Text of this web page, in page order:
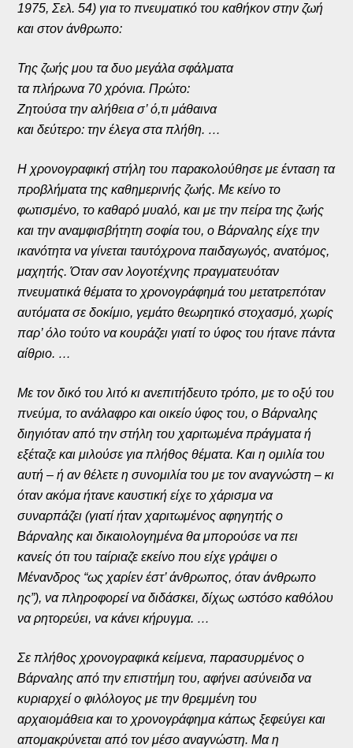
1975, Σελ. 54) για το πνευματικό του καθήκον στην ζωή
και στον άνθρωπο:
Της ζωής μου τα δυο μεγάλα σφάλματα
τα πλήρωνα 70 χρόνια. Πρώτο:
Ζητούσα την αλήθεια σ’ ό,τι μάθαινα
και δεύτερο: την έλεγα στα πλήθη. …
Η χρονογραφική στήλη του παρακολούθησε με ένταση τα
προβλήματα της καθημερινής ζωής. Με κείνο το
φωτισμένο, το καθαρό μυαλό, και με την πείρα της ζωής
και την αναμφισβήτητη σοφία του, ο Βάρναλης είχε την
ικανότητα να γίνεται ταυτόχρονα παιδαγωγός, ανατόμος,
μαχητής. Όταν σαν λογοτέχνης πραγματευόταν
πνευματικά θέματα το χρονογράφημά του μετατρεπόταν
αυτόματα σε δοκίμιο, γεμάτο θεωρητικό στοχασμό, χωρίς
παρ’ όλο τούτο να κουράζει γιατί το ύφος του ήτανε πάντα
αίθριο. …
Με τον δικό του λιτό κι ανεπιτήδευτο τρόπο, με το οξύ του
πνεύμα, το ανάλαφρο και οικείο ύφος του, ο Βάρναλης
διηγιόταν από την στήλη του χαριτωμένα πράγματα ή
εξέταζε και μιλούσε για πλήθος θέματα. Και η ομιλία του
αυτή – ή αν θέλετε η συνομιλία του με τον αναγνώστη – κι
όταν ακόμα ήτανε καυστική είχε το χάρισμα να
συναρπάζει (γιατί ήταν χαριτωμένος αφηγητής ο
Βάρναλης και δικαιολογημένα θα μπορούσε να πει
κανείς ότι του ταίριαζε εκείνο που είχε γράψει ο
Μένανδρος “ως χαρίεν έστ’ άνθρωπος, όταν άνθρωπο
ης”), να πληροφορεί να διδάσκει, δίχως ωστόσο καθόλου
να ρητορεύει, να κάνει κήρυγμα. …
Σε πλήθος χρονογραφικά κείμενα, παρασυρμένος ο
Βάρναλης από την επιστήμη του, αφήνει ασύνειδα να
κυριαρχεί ο φιλόλογος με την θρεμμένη του
αρχαιομάθεια και το χρονογράφημα κάπως ξεφεύγει και
απομακρύνεται από τον μέσο αναγνώστη. Μα η